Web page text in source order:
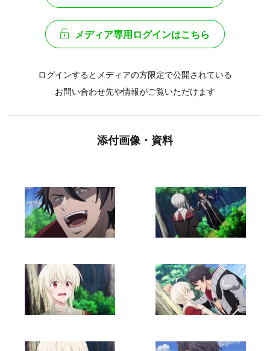
メディア専用ログインはこちら
ログインするとメディアの方限定で公開されている
お問い合わせ先や情報がご覧いただけます
添付画像・資料